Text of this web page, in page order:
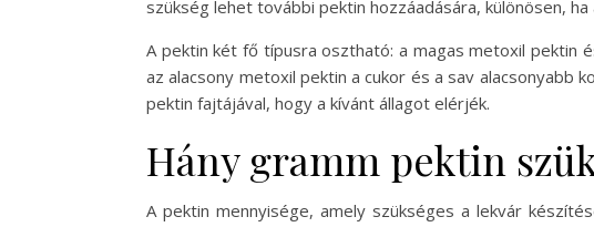
szükség lehet további pektin hozzáadására, különösen,
A pektin két fő típusra osztható: a magas metoxil pektin
az alacsony metoxil pektin a cukor és a sav alacsonyabb
pektin fajtájával, hogy a kívánt állagot elérjék.
Hány gramm pektin
A pektin mennyisége, amely szükséges a lekvár